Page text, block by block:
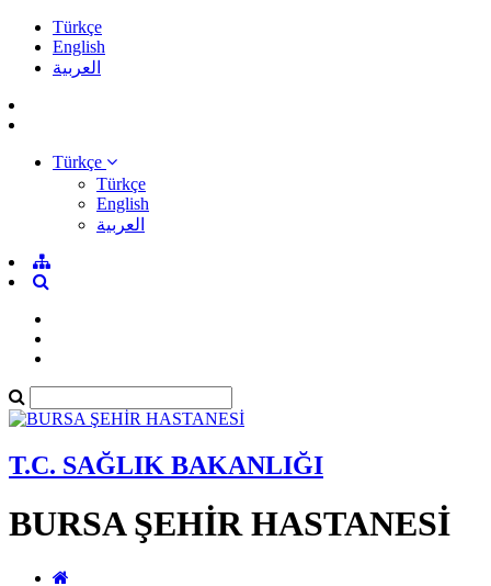
Türkçe
English
العربية
Türkçe
Türkçe
English
العربية
T.C. SAĞLIK BAKANLIĞI
BURSA ŞEHİR HASTANESİ